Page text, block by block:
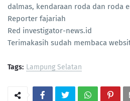
dalmas, kendaraan roda dan roda
Reporter fajariah
Red investigator-news.id
Terimakasih sudah membaca
Tags: Lampung Selatan